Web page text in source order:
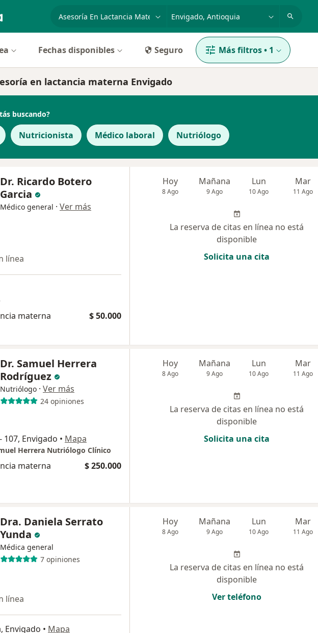
especialidad, enfermedad o nombre
Fechas disponibles Seguro Más filtros• 1
en lactancia materna Envigado
buscando?
Nutricionista Médico laboral Nutriólogo
Dr. Ricardo Botero
Garcia
Médico general · Ver más
línea
materna $ 50.000
Hoy
8 Ago
Mañana
9 Ago
Lun
10 Ago
Mar
11 Ago
La reserva de citas en línea no está
disponible
Solicita una cita
Dr. Samuel Herrera
Rodríguez
Nutriólogo · Ver más
24 opiniones
107, Envigado • Mapa
Herrera Nutriólogo Clínico
materna $ 250.000
Hoy
8 Ago
Mañana
9 Ago
Lun
10 Ago
Mar
11 Ago
La reserva de citas en línea no está
disponible
Solicita una cita
Dra. Daniela Serrato
Yunda
Médica general
7 opiniones
línea
Envigado • Mapa
Hoy
8 Ago
Mañana
9 Ago
Lun
10 Ago
Mar
11 Ago
La reserva de citas en línea no está
disponible
Ver teléfono